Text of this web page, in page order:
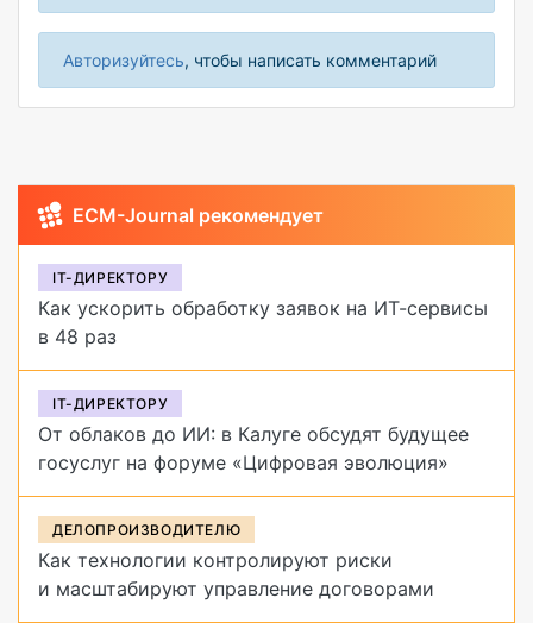
Авторизуйтесь, чтобы написать комментарий
ECM-Journal рекомендует
IT-ДИРЕКТОРУ
Как ускорить обработку заявок на ИТ-сервисы
в 48 раз
IT-ДИРЕКТОРУ
От облаков до ИИ: в Калуге обсудят будущее
госуслуг на форуме «Цифровая эволюция»
ДЕЛОПРОИЗВОДИТЕЛЮ
Как технологии контролируют риски
и масштабируют управление договорами